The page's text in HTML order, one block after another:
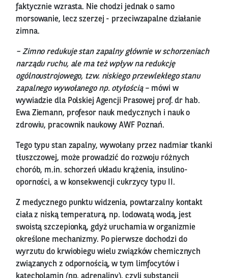
faktycznie wzrasta. Nie chodzi jednak o samo
morsowanie, lecz szerzej - przeciwzapalne działanie
zimna.
– Zimno redukuje stan zapalny głównie w schorzeniach
narządu ruchu, ale ma też wpływ na redukcję
ogólnoustrojowego, tzw. niskiego przewlekłego stanu
zapalnego wywołanego np. otyłością– mówi w
wywiadzie dla Polskiej Agencji Prasowej prof. dr hab.
Ewa Ziemann, profesor nauk medycznych i nauk o
zdrowiu, pracownik naukowy AWF Poznań.
Tego typu stan zapalny, wywołany przez nadmiar tkanki
tłuszczowej, może prowadzić do rozwoju różnych
chorób, m.in. schorzeń układu krążenia, insulino-
oporności, a w konsekwencji cukrzycy typu II.
Z medycznego punktu widzenia, powtarzalny kontakt
ciała z niską temperaturą, np. lodowatą wodą, jest
swoistą szczepionką, gdyż uruchamia w organizmie
określone mechanizmy. Po pierwsze dochodzi do
wyrzutu do krwiobiegu wielu związków chemicznych
związanych z odpornością, w tym limfocytów i